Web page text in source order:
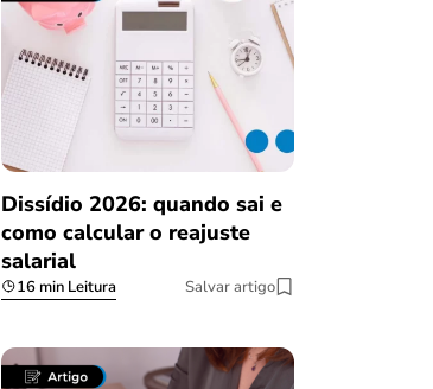
Achei muito rápido,
burocracia
08/03/2023
Dissídio 2026: quando sai e
como calcular o reajuste
salarial
16 min Leitura Salvar artigo